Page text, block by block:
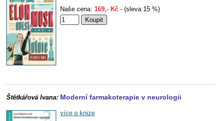
Naše cena: 169,- Kč - (sleva 15 %)
Štětkářová Ivana: Moderní farmakoterapie v neurologii
více o knize